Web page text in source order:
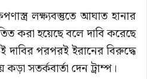
লক্ষ্যবস্তুতে আঘাত হানার
করা হয়েছে বলে দাবি করেছে
দাবির পরপরই ইরানের বিরুদ্ধে
সতর্কবার্তা দেন ট্রাম্প।